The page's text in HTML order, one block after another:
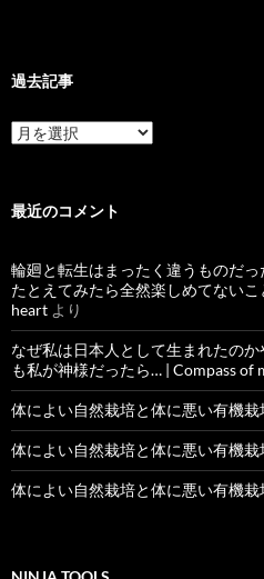
過去記事
過
去
最近のコメント
輪廻と転生はまったく違うものだっ
たとえてみたら全然楽しめてない
heart より
なぜ私は日本人として生まれたの
も私が神様だったら… | Compass of
体によい自然栽培と体に悪い有機栽
体によい自然栽培と体に悪い有機栽
体によい自然栽培と体に悪い有機栽